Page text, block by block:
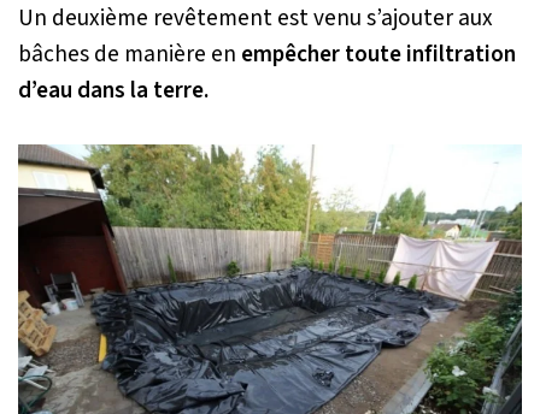
Un deuxième revêtement est venu s’ajouter aux
bâches de manière en empêcher toute infiltration
d’eau dans la terre.